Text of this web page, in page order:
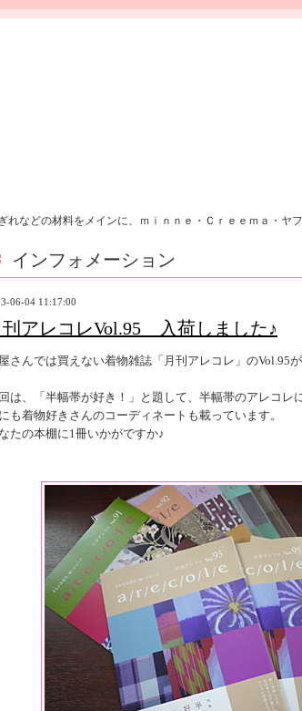
などの材料をメインに、ｍｉｎｎｅ・Ｃｒｅｅｍａ・ヤ
インフォメーション
06-04 11:17:00
刊アレコレVol.95 入荷しました♪
さんでは買えない着物雑誌「月刊アレコレ」のVol.95
は、「半幅帯が好き！」と題して、半幅帯のアレコレ
も着物好きさんのコーディネートも載っています。
たの本棚に1冊いかがですか♪